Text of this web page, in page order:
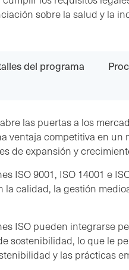
sobre la salud y la
del programa
las puertas a los
ventaja competitiva en un
de expansión y
ISO 9001, ISO 14001 e
la calidad, la gestión
ISO pueden integrarse
sostenibilidad, lo que le
y las prácticas